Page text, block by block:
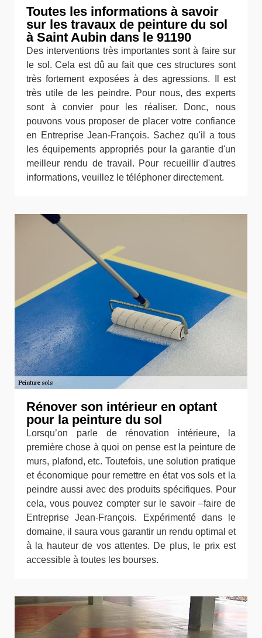
Toutes les informations à savoir
sur les travaux de peinture du sol
à Saint Aubin dans le 91190
Des interventions très importantes sont à faire sur
le sol. Cela est dû au fait que ces structures sont
très fortement exposées à des agressions. Il est
très utile de les peindre. Pour nous, des experts
sont à convier pour les réaliser. Donc, nous
pouvons vous proposer de placer votre confiance
en Entreprise Jean-François. Sachez qu'il a tous
les équipements appropriés pour la garantie d'un
meilleur rendu de travail. Pour recueillir d'autres
informations, veuillez le téléphoner directement.
Rénover son intérieur en optant
pour la peinture du sol
Lorsqu’on parle de rénovation intérieure, la
première chose à quoi on pense est la peinture de
murs, plafond, etc. Toutefois, une solution pratique
et économique pour remettre en état vos sols et la
peindre aussi avec des produits spécifiques. Pour
cela, vous pouvez compter sur le savoir –faire de
Entreprise Jean-François. Expérimenté dans le
domaine, il saura vous garantir un rendu optimal et
à la hauteur de vos attentes. De plus, le prix est
accessible à toutes les bourses.